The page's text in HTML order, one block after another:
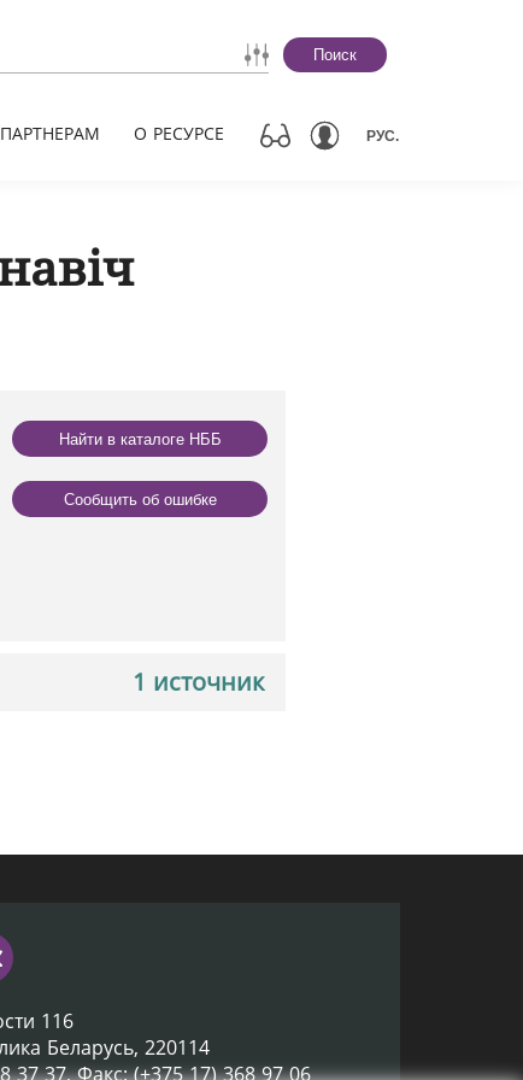
Поиск
ПАРТНЕРАМ О РЕСУРСЕ РУС.
Найти в каталоге НББ
Сообщить об ошибке
1 источник
116
Беларусь, 220114
37 37, Факс: (+375 17) 368 97 06